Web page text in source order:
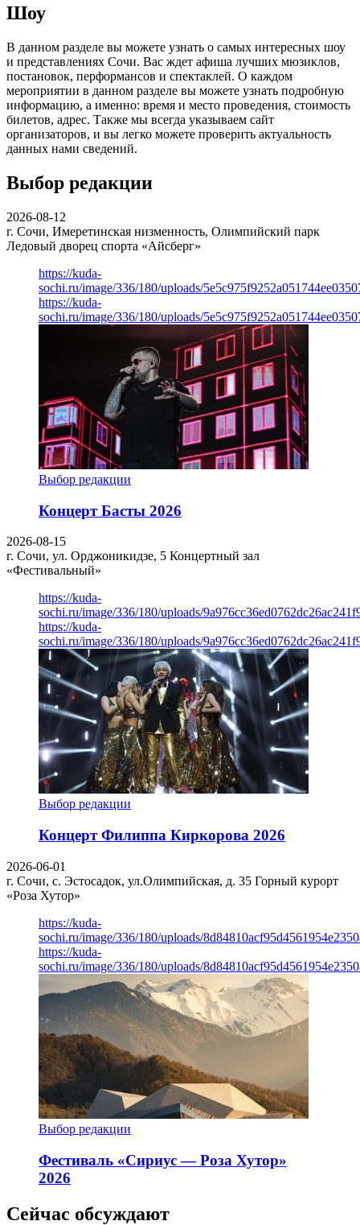
Шоу
В данном разделе вы можете узнать о самых интересных шоу
и представлениях Сочи. Вас ждет афиша лучших мюзиклов,
постановок, перформансов и спектаклей. О каждом
мероприятии в данном разделе вы можете узнать подробную
информацию, а именно: время и место проведения, стоимость
билетов, адрес. Также мы всегда указываем сайт
организаторов, и вы легко можете проверить актуальность
данных нами сведений.
Выбор редакции
2026-08-12
г. Сочи, Имеретинская низменность, Олимпийский парк
Ледовый дворец спорта «Айсберг»
https://kuda-
sochi.ru/image/336/180/uploads/
https://kuda-
sochi.ru/image/336/180/uploads/
Выбор редакции
Концерт Басты 2026
2026-08-15
г. Сочи, ул. Орджоникидзе, 5 Концертный зал
«Фестивальный»
https://kuda-
sochi.ru/image/336/180/uploads/
https://kuda-
sochi.ru/image/336/180/uploads/
Выбор редакции
Концерт Филиппа Киркорова 2026
2026-06-01
г. Сочи, с. Эстосадок, ул.Олимпийская, д. 35 Горный курорт
«Роза Хутор»
https://kuda-
sochi.ru/image/336/180/uploads/
https://kuda-
sochi.ru/image/336/180/uploads/
Выбор редакции
Фестиваль «Сириус — Роза Хутор»
2026
Сейчас обсуждают